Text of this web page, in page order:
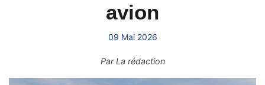
avion
09 Mai 2026
ParLa rédaction